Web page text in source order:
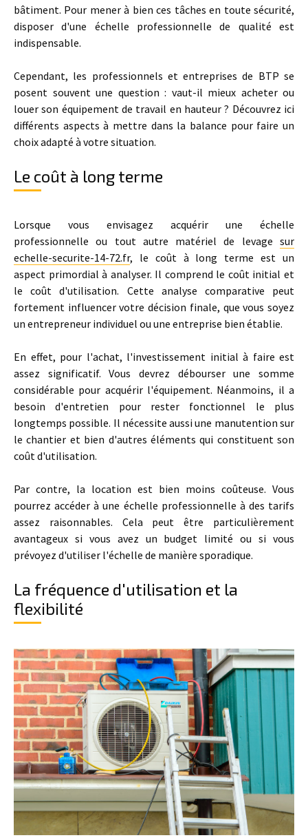
bâtiment. Pour mener à bien ces tâches en toute sécurité,
disposer d'une échelle professionnelle de qualité est
indispensable.
Cependant, les professionnels et entreprises de BTP se
posent souvent une question : vaut-il mieux acheter ou
louer son équipement de travail en hauteur ? Découvrez ici
différents aspects à mettre dans la balance pour faire un
choix adapté à votre situation.
Le coût à long terme
Lorsque vous envisagez acquérir une échelle
professionnelle ou tout autre matériel de levage sur
echelle-securite-14-72.fr, le coût à long terme est un
aspect primordial à analyser. Il comprend le coût initial et
le coût d'utilisation. Cette analyse comparative peut
fortement influencer votre décision finale, que vous soyez
un entrepreneur individuel ou une entreprise bien établie.
En effet, pour l'achat, l'investissement initial à faire est
assez significatif. Vous devrez débourser une somme
considérable pour acquérir l'équipement. Néanmoins, il a
besoin d'entretien pour rester fonctionnel le plus
longtemps possible. Il nécessite aussi une manutention sur
le chantier et bien d'autres éléments qui constituent son
coût d'utilisation.
Par contre, la location est bien moins coûteuse. Vous
pourrez accéder à une échelle professionnelle à des tarifs
assez raisonnables. Cela peut être particulièrement
avantageux si vous avez un budget limité ou si vous
prévoyez d'utiliser l'échelle de manière sporadique.
La fréquence d'utilisation et la
flexibilité